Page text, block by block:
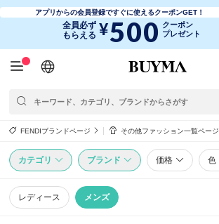
アプリからの会員登録ですぐに使えるクーポンGET！
全員必ず
もらえる ¥500 クーポン
プレゼント
日本語
English
简体中文
繁體中文
FENDIブランドページ その他ファッション一覧ページ
カテゴリ ブランド 価格 色
レディース メンズ